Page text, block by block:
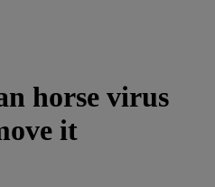
horse virus
it